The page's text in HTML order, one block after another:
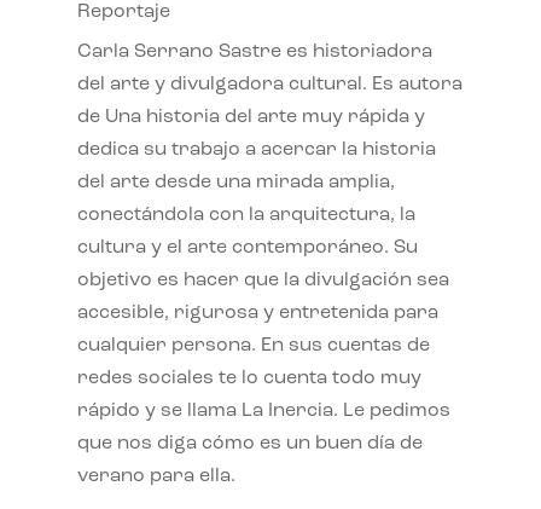
Reportaje
Carla Serrano Sastre es historiadora
del arte y divulgadora cultural. Es autora
de Una historia del arte muy rápida y
dedica su trabajo a acercar la historia
del arte desde una mirada amplia,
conectándola con la arquitectura, la
cultura y el arte contemporáneo. Su
objetivo es hacer que la divulgación sea
accesible, rigurosa y entretenida para
cualquier persona. En sus cuentas de
redes sociales te lo cuenta todo muy
rápido y se llama La Inercia. Le pedimos
que nos diga cómo es un buen día de
verano para ella.